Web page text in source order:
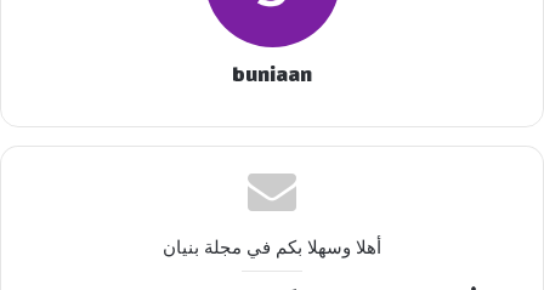
buniaan
أهلا وسهلا بكم في مجلة بنيان